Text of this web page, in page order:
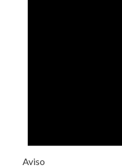
Aviso